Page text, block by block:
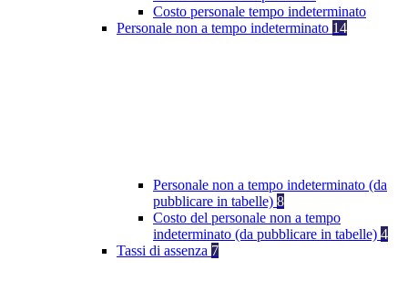
Costo personale tempo indeterminato
Personale non a tempo indeterminato 14
Personale non a tempo indeterminato (da
pubblicare in tabelle) 8
Costo del personale non a tempo
indeterminato (da pubblicare in tabelle) 4
Tassi di assenza 7